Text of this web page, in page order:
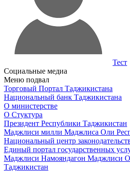
Тест
Социальные медиа
Меню подвал
Торговый Портал Таджикистана
Национальный банк Таджикистана
О министерстве
О Стуктура
Президент Республики Таджикистан
Маджлиси милли Маджлиса Оли
Национальный центр
Единый портал государственных
Маджлиси Намояндагон Маджлиси
Таджикистан